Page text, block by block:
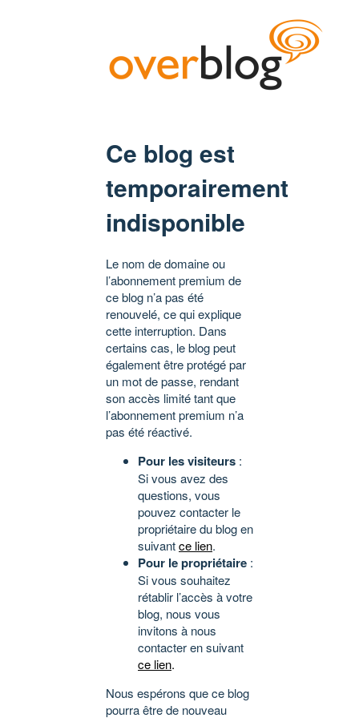
Ce blog est
temporairement
indisponible
Le nom de domaine ou
l’abonnement premium de
ce blog n’a pas été
renouvelé, ce qui explique
cette interruption. Dans
certains cas, le blog peut
également être protégé par
un mot de passe, rendant
son accès limité tant que
l’abonnement premium n’a
pas été réactivé.
Pour les visiteurs :
Si vous avez des
questions, vous
pouvez contacter le
propriétaire du blog en
suivantce lien.
Pour le propriétaire :
Si vous souhaitez
rétablir l’accès à votre
blog, nous vous
invitons à nous
contacter en suivant
ce lien.
Nous espérons que ce blog
pourra être de nouveau